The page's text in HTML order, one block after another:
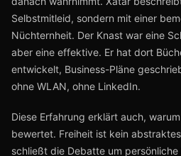
Selbstmitleid, sondern mit einer
Nüchternheit. Der Knast war eine
aber eine effektive. Er hat dort
entwickelt, Business-Pläne
ohne WLAN, ohne LinkedIn.
Diese Erfahrung erklärt auch,
bewertet. Freiheit ist kein
schließt die Debatte um persönliche